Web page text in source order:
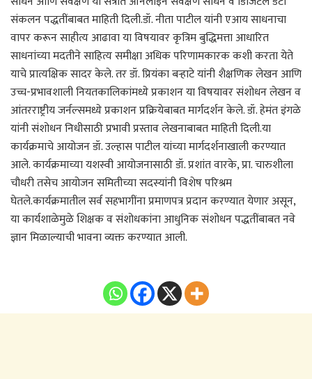
संकलन पद्धतींबाबत माहिती दिली.डॉ. नीता पाटील यांनी एआय साधनाचा
वापर करून साहीत्य आढावा या विषयावर कृत्रिम बुद्धिमत्ता आधारित
साधनांच्या मदतीने साहित्य समीक्षा अधिक परिणामकारक कशी करता येते
याचे प्रात्यक्षिक सादर केले. तर डॉ. प्रियंका बर्‍हाटे यांनी शैक्षणिक लेखन आणि
उच्च-प्रभावशाली नियतकालिकांमध्ये प्रकाशन या विषयावर संशोधन लेखन व
आंतरराष्ट्रीय जर्नल्समध्ये प्रकाशन प्रक्रियेबाबत मार्गदर्शन केले. डॉ. हेमंत इंगळे
यांनी संशोधन निधीसाठी प्रभावी प्रस्ताव लेखनाबाबत माहिती दिली.या
कार्यक्रमाचे आयोजन डॉ. उल्हास पाटील यांच्या मार्गदर्शनाखाली करण्यात
आले. कार्यक्रमाच्या यशस्वी आयोजनासाठी डॉ. प्रशांत वारके, प्रा. चारुशीला
चौधरी तसेच आयोजन समितीच्या सदस्यांनी विशेष परिश्रम
घेतले.कार्यक्रमातील सर्व सहभागींना प्रमाणपत्र प्रदान करण्यात येणार असून,
या कार्यशाळेमुळे शिक्षक व संशोधकांना आधुनिक संशोधन पद्धतींबाबत नवे
ज्ञान मिळाल्याची भावना व्यक्त करण्यात आली.